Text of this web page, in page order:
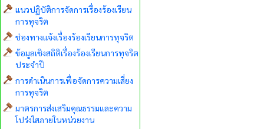
แนวปฏิบัติการจัดการเรื่องร้องเรียน
การทุจริต
ช่องทางแจ้งเรื่องร้องเรียนการทุจริต
ข้อมูลเชิงสถิติเรื่องร้องเรียนการทุจริต
ประจำปี
การดำเนินการเพื่อจัดการความเสี่ยง
การทุจริต
มาตรการส่งเสริมคุณธรรมและความ
โปร่งใสภายในหน่วยงาน